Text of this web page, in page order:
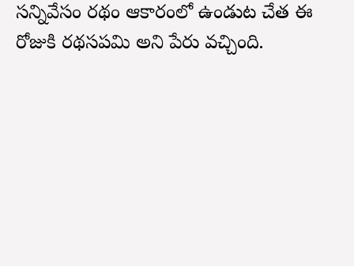
సన్నివేసం రథం ఆకారంలో ఉండుట చేత ఈ
రోజుకి రథసప్తమి అని పేరు వచ్చింది.